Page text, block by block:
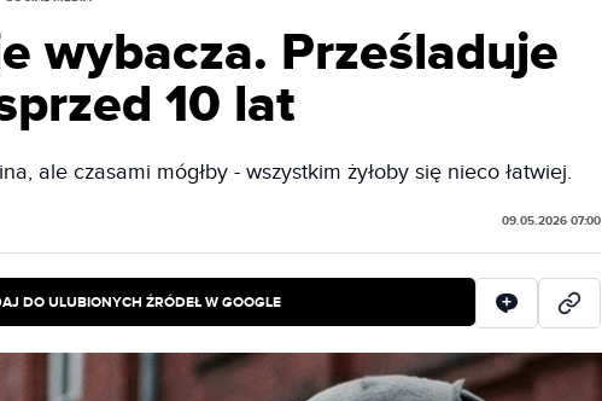
wybacza. Prześladuje
10 lat
ale czasami mógłby - wszystkim żyłoby się nieco łatwiej.
09.05.2026 07:00
DO ULUBIONYCH ŹRÓDEŁ W GOOGLE